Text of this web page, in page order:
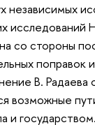
независимых
со стороны
поправок
В. Радаева
возможные
и государством.